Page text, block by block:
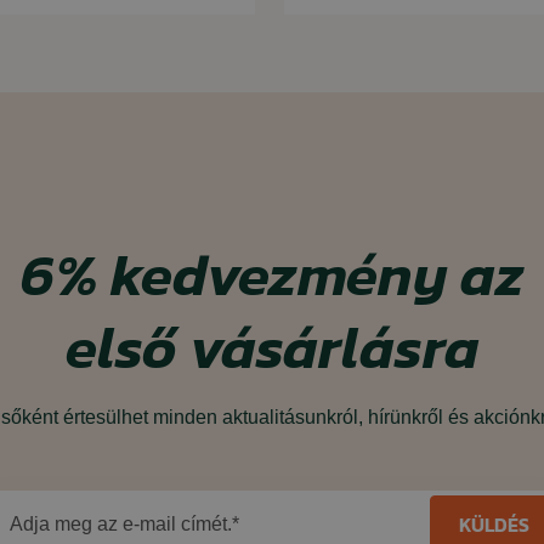
6%kedvezményaz
első vásárlásra
értesülhet minden aktualitásunkról, hírünkről és
Adja meg az e-mail címét.* KÜLDÉS